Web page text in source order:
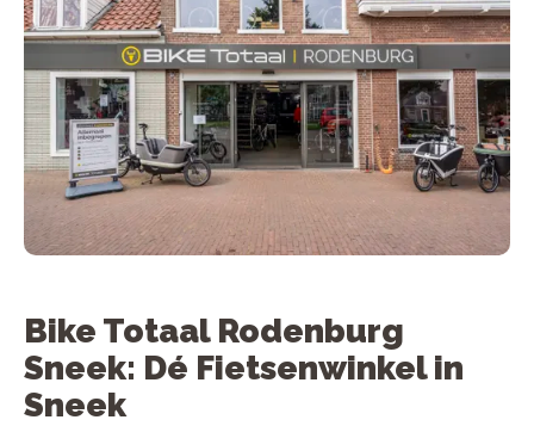
Bike Totaal Rodenburg
Sneek: Dé Fietsenwinkel in
Sneek